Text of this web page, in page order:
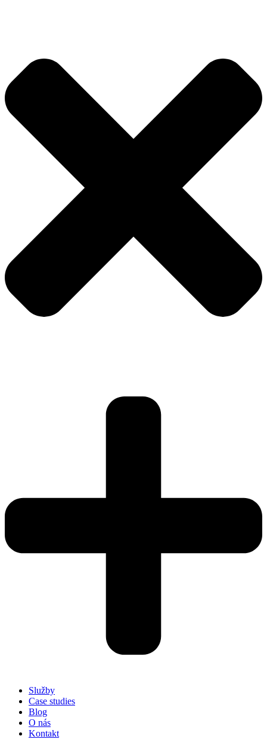
Služby
Case studies
Blog
O nás
Kontakt